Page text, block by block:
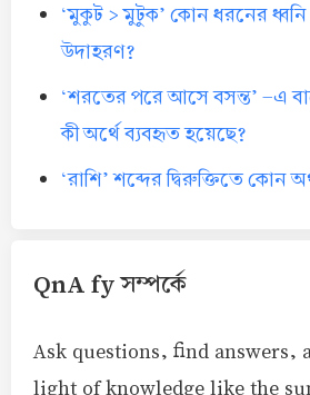
‘মুকুট > মুটুক’ কোন ধরনের ধ্বনি
উদাহরণ?
‘শরতের পরে আসে বসন্ত’ -এ
কী অর্থে ব্যবহৃত হয়েছে?
‘রাশি’ শব্দের দ্বিরুক্তিতে কোন
QnA fy সম্পর্কে
Ask questions, find answers,
light of knowledge like the